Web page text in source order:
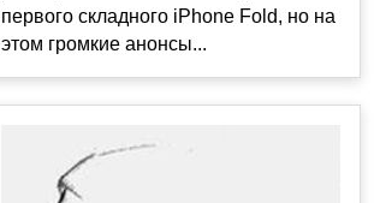
первого складного iPhone Fold, но на
этом громкие анонсы...